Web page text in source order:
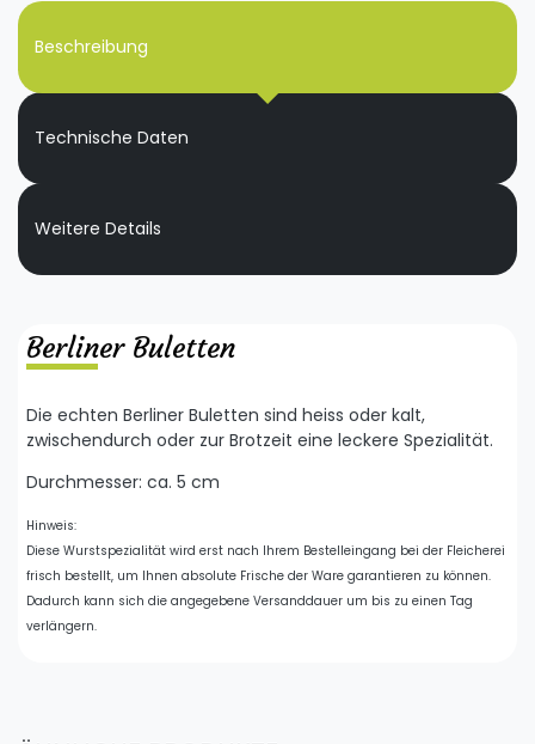
Beschreibung
Technische Daten
Weitere Details
Berliner Buletten
Die echten Berliner Buletten sind heiss oder kalt,
zwischendurch oder zur Brotzeit eine leckere Spezialität.
Durchmesser: ca. 5 cm
Hinweis:
Diese Wurstspezialität wird erst nach Ihrem Bestelleingang bei der Fleicherei
frisch bestellt, um Ihnen absolute Frische der Ware garantieren zu können.
Dadurch kann sich die angegebene Versanddauer um bis zu einen Tag
verlängern.